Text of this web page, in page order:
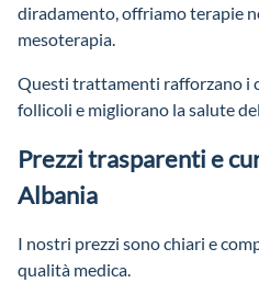
diradamento, offriamo terapie
mesoterapia.
Questi trattamenti rafforzano i
follicoli e migliorano la salute
Prezzi trasparenti e
Albania
I nostri prezzi sono chiari e
qualità medica.